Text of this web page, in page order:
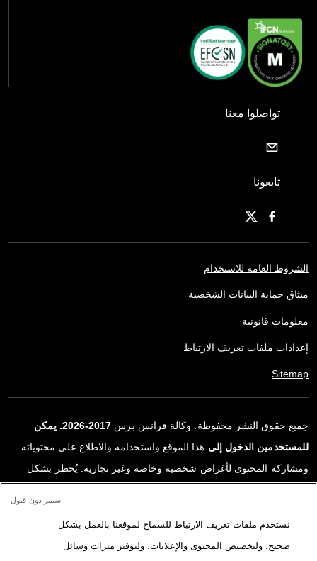
تواصلوا معنا
تابعونا
الشروط العامة للاستخدام
ميثاق حماية البيانات الشخصية
معلومات قانونية
إعدادات ملفات تعريف الارتباط
Sitemap
جميع حقوق النشر محفوظة. وكالة فرانس برس
2017-2026. يمكن
للمستخدمين الدخول إلى هذا الموقع واستخدامه والاطلاع على محتوياته
ومشاركة المحتوى لأغراض شخصية وخاصة وغير تجارية. يُحظر بشكل
ترخيص محددة موقعة مع وكالة فرانس برس. المواد والروابط الواردة في
التقارير، والتي لم تنتجها وكالة فرانس برس، مستخدمة فقط وبالقدر
نستخدم ملفات تعريف الارتباط للسماح لموقعنا بالعمل بشكل
صحيح، ولتخصيص المحتوى والإعلانات، ولتوفير ميزات وسائل
استمر دون قبول